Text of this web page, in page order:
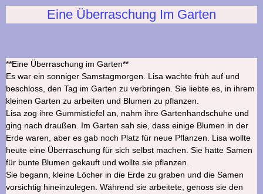
Eine Überraschung Im Garten
**Eine Überraschung im Garten**
Es war ein sonniger Samstagmorgen. Lisa wachte früh auf und
beschloss, den Tag im Garten zu verbringen. Sie liebte es, in ihrem
kleinen Garten zu arbeiten und Blumen zu pflanzen.
Lisa zog ihre Gummistiefel an, nahm ihre Gartenhandschuhe und
ging nach draußen. Im Garten sah sie, dass einige Blumen in der
Erde waren, aber es gab noch Platz für neue Pflanzen. Lisa wollte
heute eine Überraschung für sich selbst machen. Sie hatte Samen
für bunte Blumen gekauft und wollte sie pflanzen.
Sie begann, kleine Löcher in die Erde zu graben und die Samen
vorsichtig hineinzulegen. Während sie arbeitete, genoss sie den